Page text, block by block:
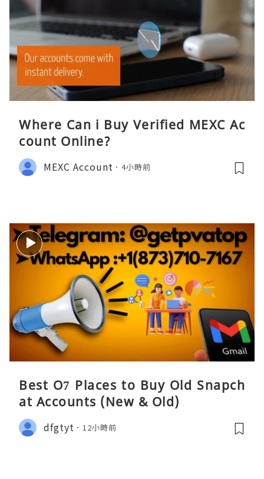
Where Can i Buy Verified MEXC Ac
count Online?
MEXC Account 4小時前
Best O7 Places to Buy Old Snapch
at Accounts (New & Old)
dfgtyt 12小時前